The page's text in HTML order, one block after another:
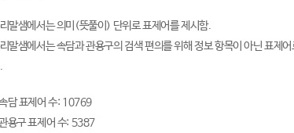
말샘에서는 의미(뜻풀이) 단위로 표제어를 제시함.
말샘에서는 속담과 관용구의 검색 편의를 위해 정보 항목이 아닌 표제
담 표제어 수: 10769
용구 표제어 수: 5387